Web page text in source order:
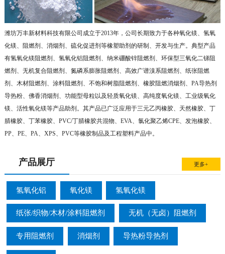
潍坊万丰新材料科技有限公司成立于2013年，公司长期致力于各种氧化镁、氢氧
化镁、阻燃剂、消烟剂、硫化促进剂等橡塑助剂的研制、开发与生产。典型产品
有氢氧化镁阻燃剂、氢氧化铝阻燃剂、纳米硼酸锌阻燃剂、环保型三氧化二锑阻
燃剂、无机复合阻燃剂、氮磷系膨胀阻燃剂、高效广谱溴系阻燃剂、纸张阻燃
剂、木材阻燃剂、涂料阻燃剂、不饱和树脂阻燃剂、橡胶阻燃消烟剂、PA导热剂
导热粉、佛香消烟剂、功能型母粒以及轻质氧化镁、高纯度氧化镁、工业级氧化
镁、活性氧化镁等产品助剂。其产品已广泛应用于三元乙丙橡胶、天然橡胶、丁
腈橡胶、丁苯橡胶、PVC/丁腈橡胶共混物、EVA、氯化聚乙烯CPE、发泡橡胶、
PP、PE、PA、XPS、PVC等橡胶制品及工程塑料产品中。
产品展厅 更多+
氢氧化铝 氧化镁 氢氧化镁
纸张/织物/木材/涂料阻燃剂 无机（无卤）阻燃剂
专用阻燃剂 消烟剂 导热粉导热剂